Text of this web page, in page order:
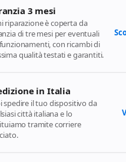
3 mesi
riparazione è coperta da
di tre mesi per eventuali
con ricambi di
qualità testati e garantiti.
in Italia
spedire il tuo dispositivo da
città italiana e lo
tramite corriere